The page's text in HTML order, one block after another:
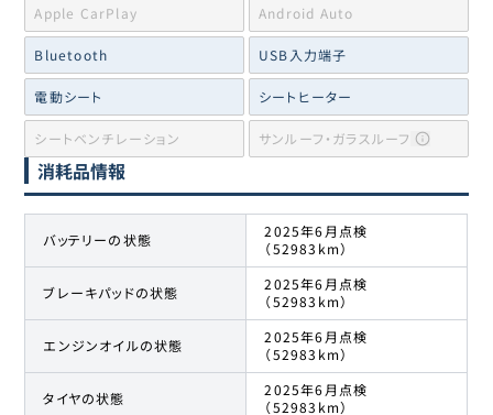
Apple CarPlay Android Auto
Bluetooth USB入力端子
電動シート シートヒーター
シートベンチレーション サンルーフ・ガラスルーフ
消耗品情報
バッテリーの状態
2025年6月点検
（52983km）
ブレーキパッドの状態
2025年6月点検
（52983km）
エンジンオイルの状態
2025年6月点検
（52983km）
タイヤの状態
2025年6月点検
（52983km）